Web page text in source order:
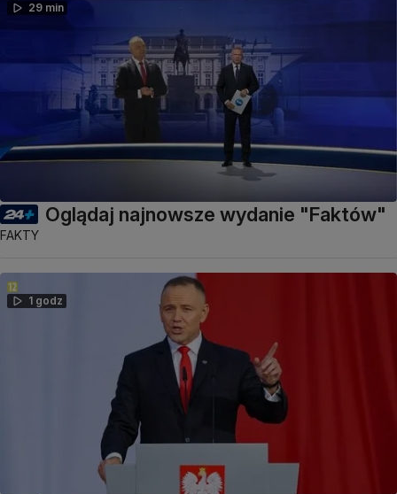
29 min
Oglądaj najnowsze wydanie "Faktów"
FAKTY
1 godz